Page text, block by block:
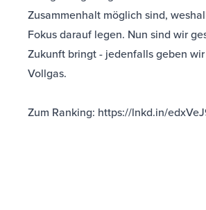
Zusammenhalt möglich sind,
Fokus darauf legen. Nun sind wir
Zukunft bringt - jedenfalls geben
Vollgas.
Zum Ranking: https://lnkd.in/